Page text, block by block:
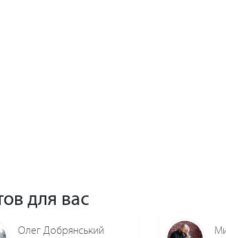
для вас
Олег Добрянський